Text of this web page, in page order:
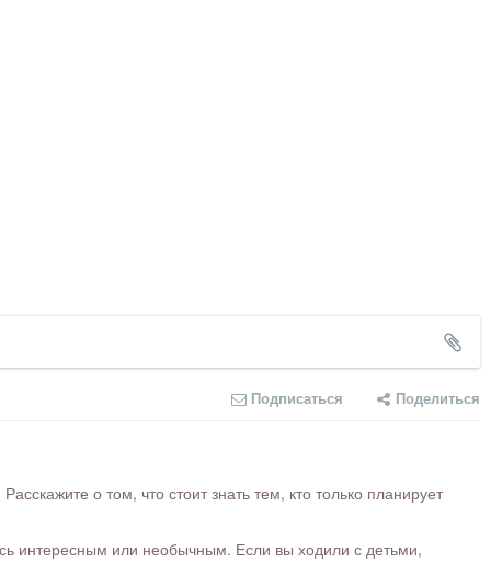
Подписаться Поделиться
о том, что стоит знать тем, кто только планирует
интересным или необычным. Если вы ходили с детьми,